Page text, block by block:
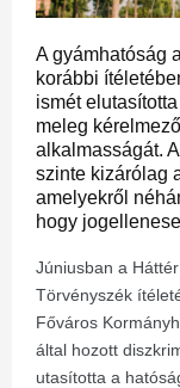
A gyámhatóság
korábbi
ismét
meleg
alkalmasságát.
szinte kizárólag
amelyekről
hogy
Júniusban a
Törvényszék
Főváros
által hozott
utasította a